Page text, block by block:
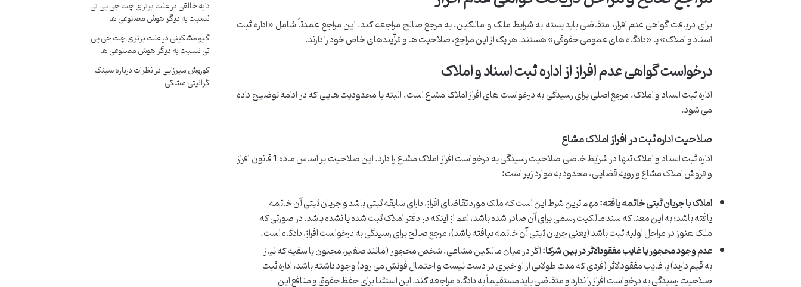
برای دریافت گواهی عدم افراز، متقاضی باید بسته به شرایط ملک و مالکین، به مرجع صالح مراجعه کند. این مراجع عمدتاً شامل «اداره ثبت
اسناد و املاک» یا «دادگاه های عمومی حقوقی» هستند. هر یک از این مراجع، صلاحیت ها و فرآیندهای خاص خود را دارند.
درخواست گواهی عدم افراز از اداره ثبت اسناد و املاک
اداره ثبت اسناد و املاک، مرجع اصلی برای رسیدگی به درخواست های افراز املاک مشاع است، البته با محدودیت هایی که در ادامه توضیح داده
می شود.
صلاحیت اداره ثبت در افراز املاک مشاع
اداره ثبت اسناد و املاک تنها در شرایط خاصی صلاحیت رسیدگی به درخواست افراز املاک مشاع را دارد. این صلاحیت بر اساس ماده 1 قانون افراز
و فروش املاک مشاع و رویه قضایی، محدود به موارد زیر است:
املاک با جریان ثبتی خاتمه یافته:مهم ترین شرط این است که ملک مورد تقاضای افراز، دارای سابقه ثبتی باشد و جریان ثبتی آن خاتمه
یافته باشد؛ به این معنا که سند مالکیت رسمی برای آن صادر شده باشد، اعم از اینکه در دفتر املاک ثبت شده یا نشده باشد. در صورتی که
ملک هنوز در مراحل اولیه ثبت باشد (یعنی جریان ثبتی آن خاتمه نیافته باشد)، مرجع صالح برای رسیدگی به درخواست افراز، دادگاه است.
عدم وجود محجور یا غایب مفقودالاثر در بین شرکا:اگر در میان مالکین مشاعی، شخص محجور (مانند صغیر، مجنون یا سفیه که نیاز
به قیم دارند) یا غایب مفقودالاثر (فردی که مدت طولانی از او خبری در دست نیست و احتمال فوتش می رود) وجود داشته باشد، اداره ثبت
صلاحیت رسیدگی به درخواست افراز را ندارد و متقاضی باید مستقیماً به دادگاه مراجعه کند. این استثنا برای حفظ حقوق و منافع این
دایه خالقیدرعلت برتری چت جی پی تی
نسبت به دیگر هوش مصنوعی ها
گیو مشکینیدرعلت برتری چت جی پی
تی نسبت به دیگر هوش مصنوعی ها
کوروش میرزاییدرنظرات درباره سینک
گرانیتی مشکی